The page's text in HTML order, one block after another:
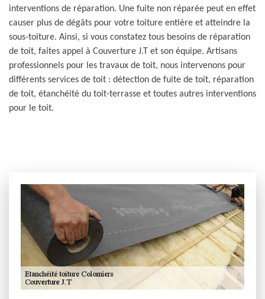
interventions de réparation. Une fuite non réparée peut en effet
causer plus de dégâts pour votre toiture entière et atteindre la
sous-toiture. Ainsi, si vous constatez tous besoins de réparation
de toit, faites appel à Couverture J.T et son équipe. Artisans
professionnels pour les travaux de toit, nous intervenons pour
différents services de toit : détection de fuite de toit, réparation
de toit, étanchéité du toit-terrasse et toutes autres interventions
pour le toit.